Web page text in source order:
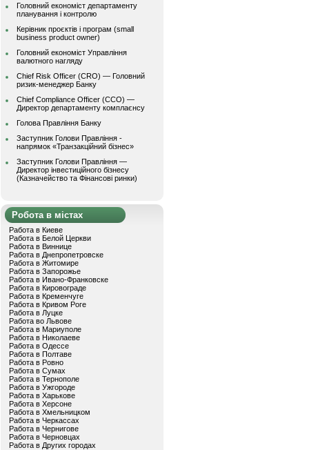
Головний економіст департаменту
планування і контролю
Керівник проєктів і програм (small
business product owner)
Головний економіст Управління
валютного нагляду
Chief Risk Officer (CRO) — Головний
ризик-менеджер Банку
Chief Compliance Officer (CCO) —
Директор департаменту комплаєнсу
Голова Правління Банку
Заступник Голови Правління -
напрямок «Транзакційний бізнес»
Заступник Голови Правління —
Директор інвестиційного бізнесу
(Казначейство та Фінансові ринки)
Робота в містах
Работа в Киеве
Работа в Белой Церкви
Работа в Виннице
Работа в Днепропетровске
Работа в Житомире
Работа в Запорожье
Работа в Ивано-Франковске
Работа в Кировограде
Работа в Кременчуге
Работа в Кривом Роге
Работа в Луцке
Работа во Львове
Работа в Мариуполе
Работа в Николаеве
Работа в Одессе
Работа в Полтаве
Работа в Ровно
Работа в Сумах
Работа в Тернополе
Работа в Ужгороде
Работа в Харькове
Работа в Херсоне
Работа в Хмельницком
Работа в Черкассах
Работа в Чернигове
Работа в Черновцах
Работа в Других городах